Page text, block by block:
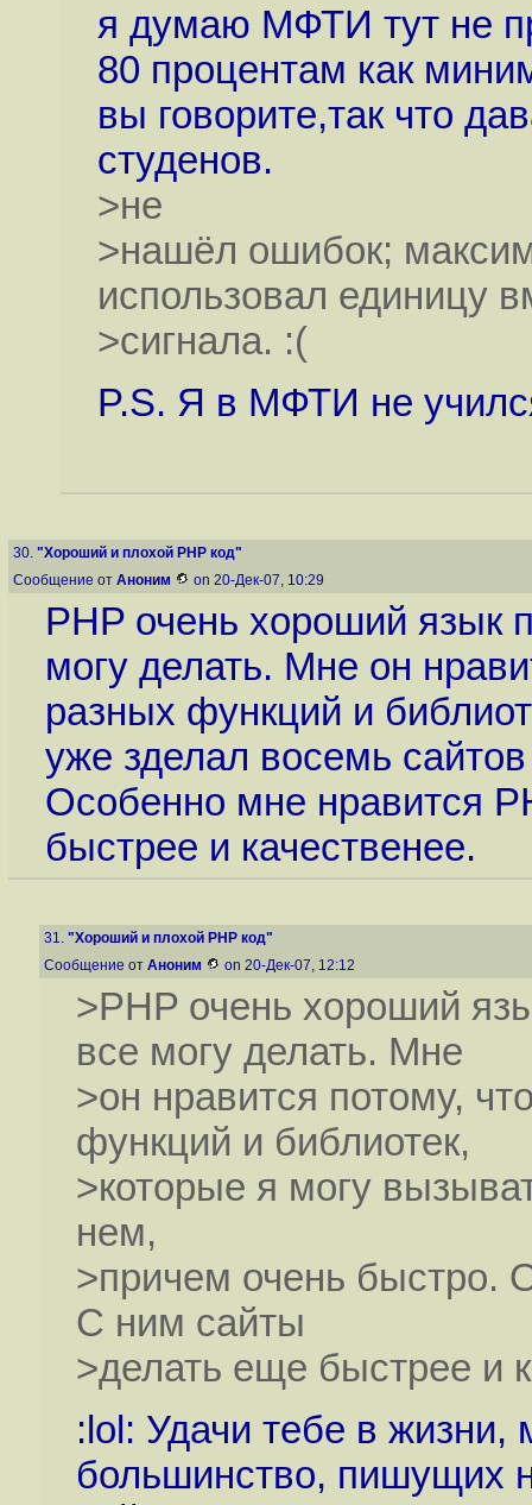
я думаю МФТИ тут не
80 процентам как
вы говорите,так что
студенов.
>не
>нашёл ошибок;
использовал единицу
>сигнала. :(
P.S. Я в МФТИ не
30. "Хороший и плохой PHP код"
Сообщение от Аноним on 20-Дек-07, 10:29
PHP очень хороший язык
могу делать. Мне он
разных функций и
уже зделал восемь
Особенно мне нравится
быстрее и качественее.
31. "Хороший и плохой PHP код"
Сообщение от Аноним on 20-Дек-07, 12:12
>PHP очень хороший
все могу делать. Мне
>он нравится потому,
функций и библиотек,
>которые я могу
нем,
>причем очень быстро.
С ним сайты
>делать еще быстрее и
:lol: Удачи тебе в жизни,
большинство, пишущих